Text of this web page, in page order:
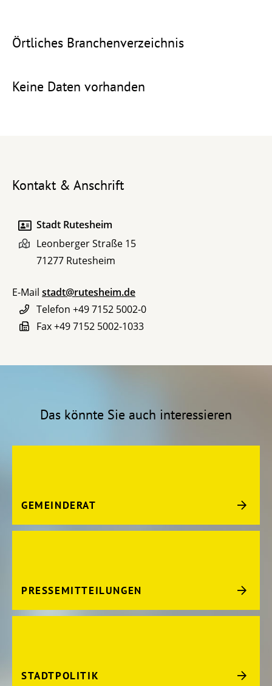
Örtliches Branchenverzeichnis
Keine Daten vorhanden
Kontakt & Anschrift
Stadt Rutesheim
Leonberger Straße 15
71277 Rutesheim
E-Mail stadt@rutesheim.de
Telefon +49 7152 5002-0
Fax+49 7152 5002-1033
Das könnte Sie auch interessieren
GEMEINDERAT
PRESSEMITTEILUNGEN
STADTPOLITIK